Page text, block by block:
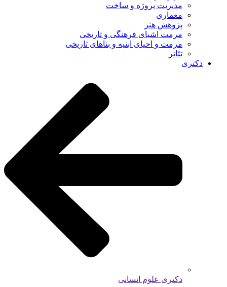
مدیریت پروژه و ساخت
معماری
پژوهش هنر
مرمت اشیای فرهنگی و تاریخی
مرمت و احیای ابنیه و بناهای تاریخی
تئاتر
دکتری
دکتری علوم انسانی